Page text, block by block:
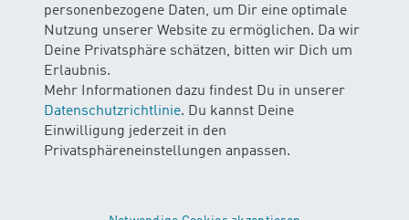
personenbezogene Daten, um Dir eine optimale
Nutzung unserer Website zu ermöglichen. Da wir
Deine Privatsphäre schätzen, bitten wir Dich um
Erlaubnis.
Mehr Informationen dazu findest Du in unserer
Datenschutzrichtlinie. Du kannst Deine
Einwilligung jederzeit in den
Privatsphäreneinstellungen anpassen.
Privatsphäre und Sicherheit der Kinder zu schützen
Bei Krankheit
Bei Fieber, Durchfall, Bauch- oder Ohrenschmerzen darf
dein Kind nicht teilnehmen.
Bitte informiere uns in solchen Fällen telefonisch, damit
wir gegenfalls eine Ersatzlektion organisieren können.